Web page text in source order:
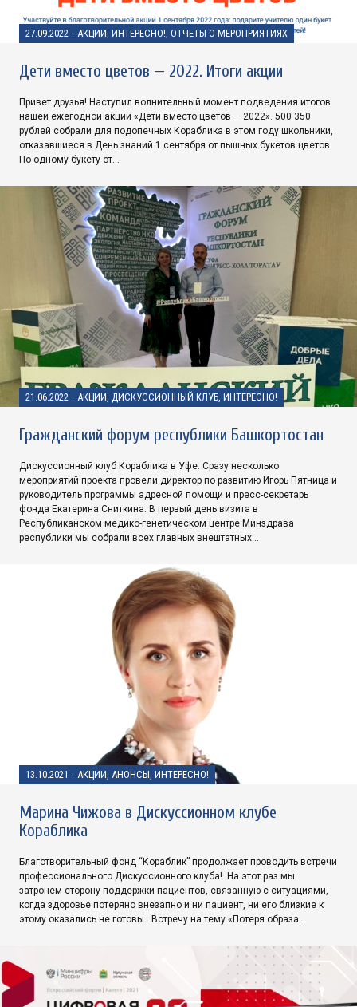
27.09.2022 · АКЦИИ, ИНТЕРЕСНО!, ОТЧЕТЫ О МЕРОПРИЯТИЯХ
Дети вместо цветов — 2022. Итоги акции
Привет друзья! Наступил волнительный момент подведения итогов
нашей ежегодной акции «Дети вместо цветов — 2022». 500 350
рублей собрали для подопечных Кораблика в этом году школьники,
отказавшиеся в День знаний 1 сентября от пышных букетов цветов.
По одному букету от…
21.06.2022 · АКЦИИ, ДИСКУССИОННЫЙ КЛУБ, ИНТЕРЕСНО!
Гражданский форум республики Башкортостан
Дискуссионный клуб Кораблика в Уфе. Сразу несколько
мероприятий проекта провели директор по развитию Игорь Пятница и
руководитель программы адресной помощи и пресс-секретарь
фонда Екатерина Сниткина. В первый день визита в
Республиканском медико-генетическом центре Минздрава
республики мы собрали всех главных внештатных…
13.10.2021 · АКЦИИ, АНОНСЫ, ИНТЕРЕСНО!
Марина Чижова в Дискуссионном клубе
Кораблика
Благотворительный фонд “Кораблик” продолжает проводить встречи
профессионального Дискуссионного клуба! На этот раз мы
затронем сторону поддержки пациентов, связанную с ситуациями,
когда здоровье потеряно внезапно и ни пациент, ни его близкие к
этому оказались не готовы. Встречу на тему «Потеря образа…